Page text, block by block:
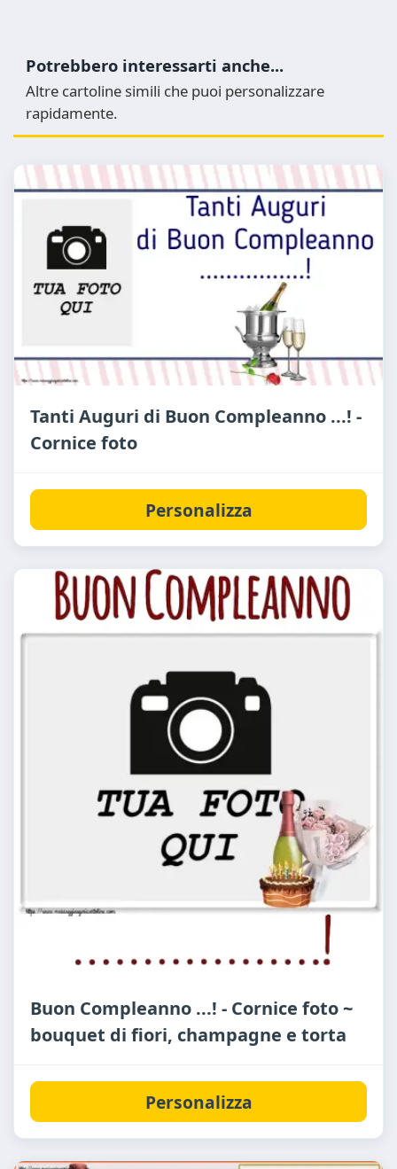
Potrebbero interessarti anche...
Altre cartoline simili che puoi personalizzare
rapidamente.
Tanti Auguri di Buon Compleanno ...! -
Cornice foto
Personalizza
Buon Compleanno ...! - Cornice foto ~
bouquet di fiori, champagne e torta
Personalizza